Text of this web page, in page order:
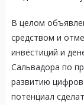
В целом
средством и
инвестиций и
Сальвадора по
развитию
потенциал